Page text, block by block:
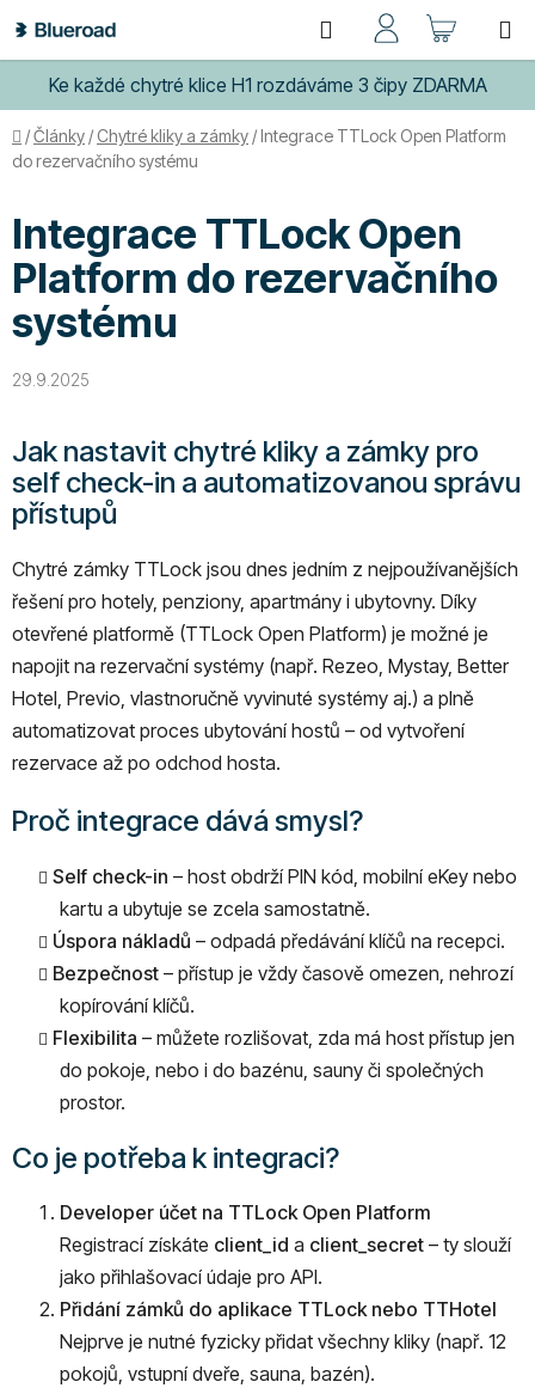
na
obsah
Ke každé chytré klice H1 rozdáváme 3 čipy ZDARMA
Hledat
KOŠÍK
Domů
/Články / Chytré kliky a zámky /Integrace TTLock Open Platform
do rezervačního systému
Integrace TTLock Open
Platform do rezervačního
systému
29.9.2025
Jak nastavit chytré kliky a zámky pro
self check-in a automatizovanou správu
přístupů
Chytré zámky TTLock jsou dnes jedním z nejpoužívanějších
řešení pro hotely, penziony, apartmány i ubytovny. Díky
otevřené platformě (TTLock Open Platform) je možné je
napojit na rezervační systémy (např. Rezeo, Mystay, Better
Hotel, Previo, vlastnoručně vyvinuté systémy aj.) a plně
automatizovat proces ubytování hostů – od vytvoření
rezervace až po odchod hosta.
Proč integrace dává smysl?
Self check-in – host obdrží PIN kód, mobilní eKey nebo
kartu a ubytuje se zcela samostatně.
Úspora nákladů – odpadá předávání klíčů na recepci.
Bezpečnost – přístup je vždy časově omezen, nehrozí
kopírování klíčů.
Flexibilita – můžete rozlišovat, zda má host přístup jen
do pokoje, nebo i do bazénu, sauny či společných
prostor.
Co je potřeba k integraci?
Developer účet na TTLock Open Platform
Registrací získáte client_id a client_secret – ty slouží
jako přihlašovací údaje pro API.
Přidání zámků do aplikace TTLock nebo TTHotel
Nejprve je nutné fyzicky přidat všechny kliky (např. 12
pokojů, vstupní dveře, sauna, bazén).